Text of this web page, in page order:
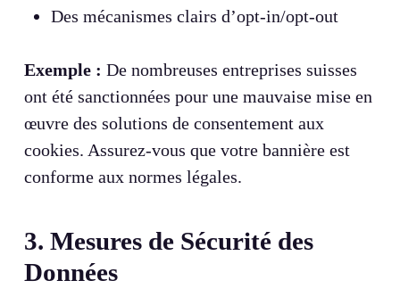
Des mécanismes clairs d’opt-in/opt-out
Exemple : De nombreuses entreprises suisses
ont été sanctionnées pour une mauvaise mise en
œuvre des solutions de consentement aux
cookies. Assurez-vous que votre bannière est
conforme aux normes légales.
3. Mesures de Sécurité des
Données